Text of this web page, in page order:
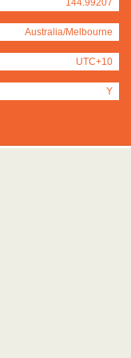
Australia/Melbourne
UTC+10
Y